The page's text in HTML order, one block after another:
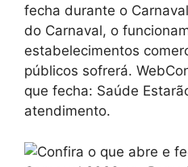
fecha durante o
do Carnaval, o
estabelecimentos
públicos sofrerá.
que fecha: Saúde
atendimento.